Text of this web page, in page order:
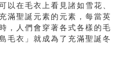
以在毛衣上看見諸如雪花、
滿聖誕元素的元素，每當英
，人們會穿著各式各樣的毛
毛衣」就成為了充滿聖誕冬